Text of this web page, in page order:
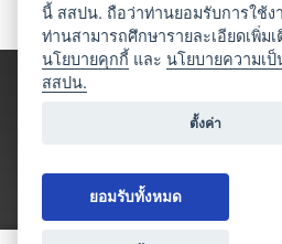
นี้ สสปน. ถือว่าท่านยอมรับการใช้ง
ท่านสามารถศึกษารายละเอียดเพิ่มเ
นโยบายคุกกี้ และนโยบายความเ
สสปน.
ตั้งค่า
ยอมรับทั้งหมด